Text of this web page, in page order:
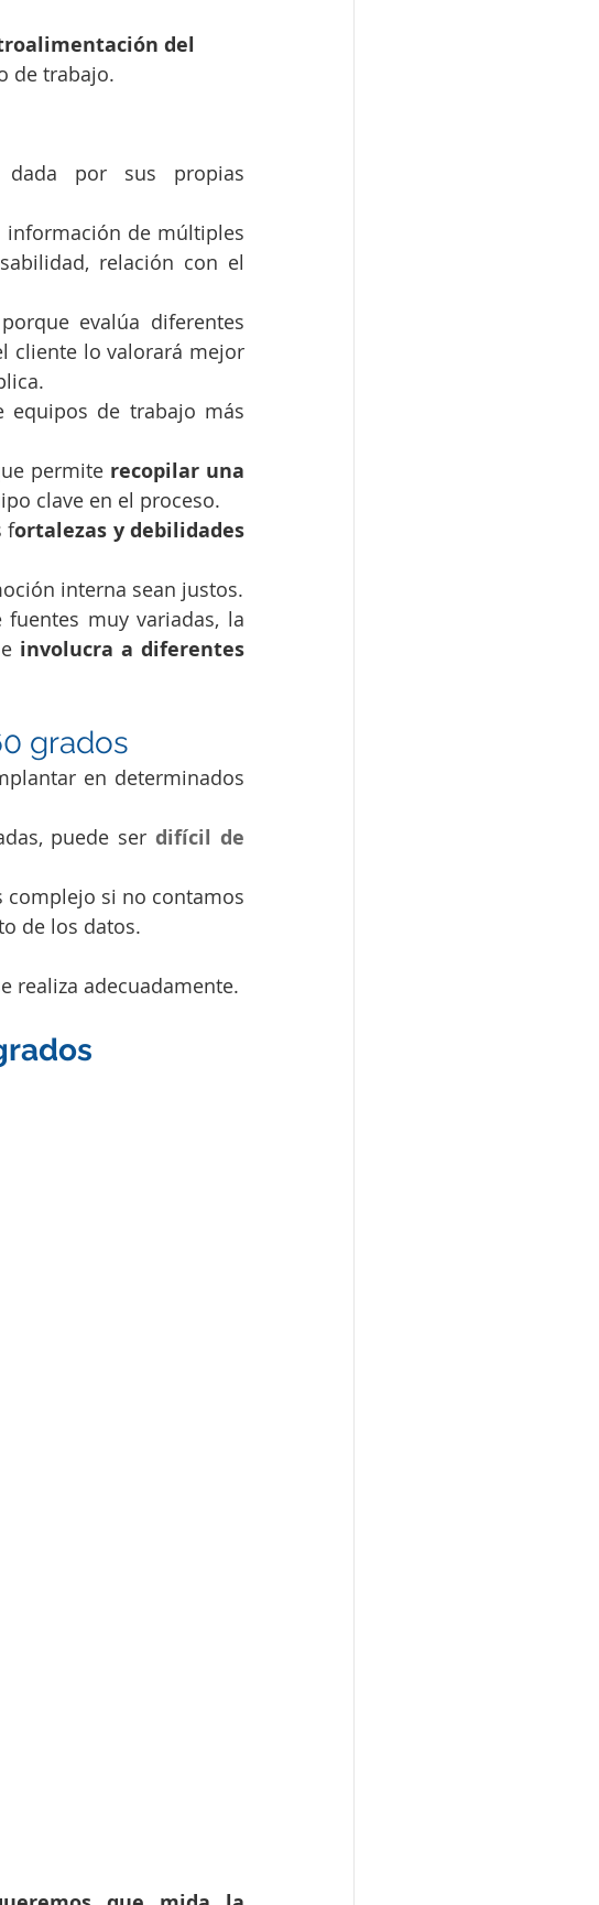
del
de trabajo.
por sus propias
de múltiples
relación con el
evalúa diferentes
cliente lo valorará mejor
de trabajo más
permite recopilar una
clave en el proceso.
fortalezas y debilidades
interna sean justos.
muy variadas, la
involucra a diferentes
grados
en determinados
puede ser difícil de
complejo si no contamos
de los datos.
realiza adecuadamente.